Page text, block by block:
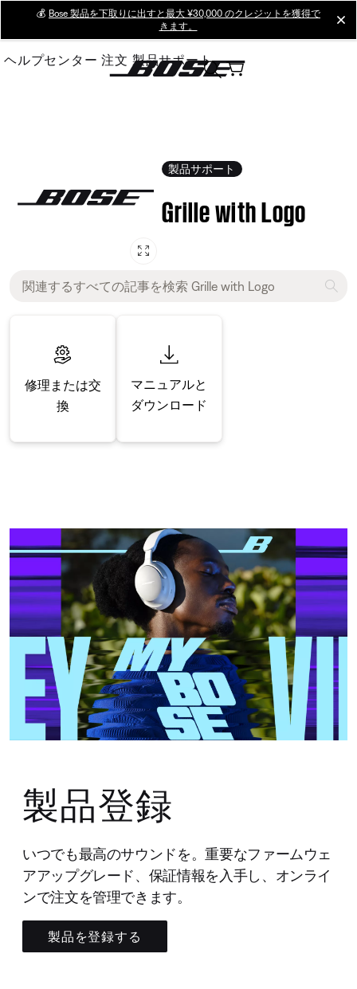
Main
💰 Bose 製品を下取りに出すと最大 ¥30,000 のクレジットを獲得で
きます。
ヘルプセンター 注文 製品サポート
製品サポート
Grille with Logo
修理または交
換
マニュアルと
ダウンロード
製品登録
いつでも最高のサウンドを。重要なファームウェ
アアップグレード、保証情報を入手し、オンライ
ンで注文を管理できます。
製品を登録する